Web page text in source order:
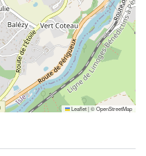
Leaflet|©OpenStreetMap